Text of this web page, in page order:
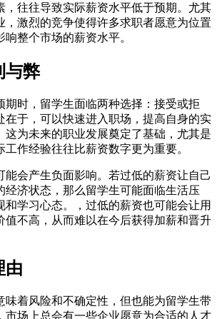
，往往导致实际薪资水平低于预期。尤其
，激烈的竞争使得许多求职者愿意为位置
整个市场的薪资水平。
与弊
期时，留学生面临两种选择：接受或拒
在于，可以快速进入职场，提高自身的实
这为未来的职业发展奠定了基础，尤其是
作经验往往比薪资数字更为重要。
能会产生负面影响。若过低的薪资让自己
经济状态，那么留学生可能面临生活压
和学习心态。，过低的薪资也可能会让用
值不高，从而难以在今后获得加薪和晋升
由
味着风险和不确定性，但也能为留学生带
市场上总会有一些企业愿意为合适的人才